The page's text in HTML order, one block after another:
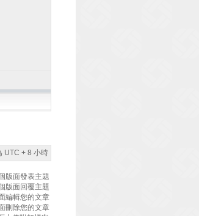
UTC + 8 小時
版面發表主題
版面回覆主題
編輯您的文章
刪除您的文章